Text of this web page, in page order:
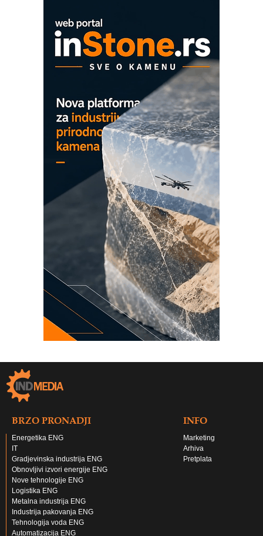
BRZO PRONADJI
Energetika ENG
IT
Gradjevinska industrija ENG
Obnovljivi izvori energije ENG
Nove tehnologije ENG
Logistika ENG
Metalna industrija ENG
Industrija pakovanja ENG
Tehnologija voda ENG
Automatizacija ENG
INFO
Marketing
Arhiva
Pretplata